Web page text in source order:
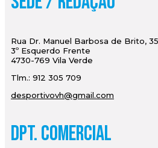
Rua Dr. Manuel Barbosa de Brito, 35
3º Esquerdo Frente
4730-769 Vila Verde
Tlm.: 912 305 709
desportivovh@gmail.com
Dpt. Comercial